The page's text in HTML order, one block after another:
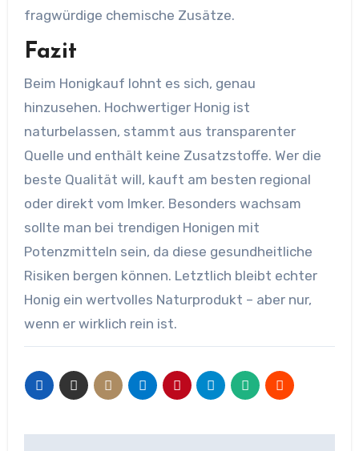
fragwürdige chemische Zusätze.
Fazit
Beim Honigkauf lohnt es sich, genau
hinzusehen. Hochwertiger Honig ist
naturbelassen, stammt aus transparenter
Quelle und enthält keine Zusatzstoffe. Wer die
beste Qualität will, kauft am besten regional
oder direkt vom Imker. Besonders wachsam
sollte man bei trendigen Honigen mit
Potenzmitteln sein, da diese gesundheitliche
Risiken bergen können. Letztlich bleibt echter
Honig ein wertvolles Naturprodukt – aber nur,
wenn er wirklich rein ist.